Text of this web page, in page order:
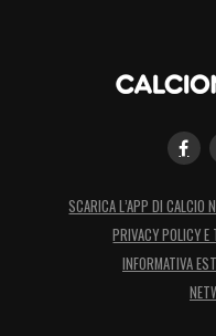
SCARICA L’APP DI CALCIO
PRIVACY POLICY E
INFORMATIVA